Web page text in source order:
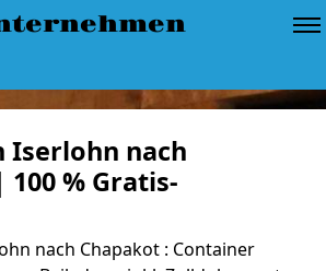
Iserlohn nach
% Gratis-
nach Chapakot : Container